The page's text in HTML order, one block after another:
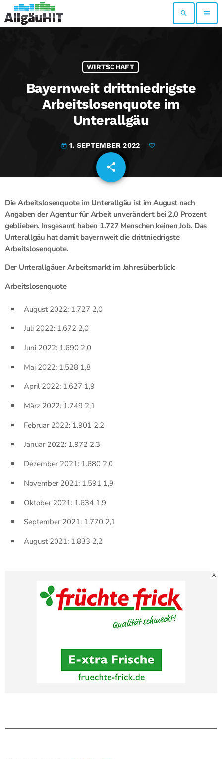
search menu
WIRTSCHAFT
Bayernweit drittniedrigste
Arbeitslosenquote im
Unterallgäu
today 1. SEPTEMBER 2022
share
email
Die Arbeitslosenquote im Unterallgäu ist im August nach
Angaben der Agentur für Arbeit unverändert bei 2,0 Prozent
geblieben. Insgesamt haben 1.727 Menschen keinen Job. Das
Unterallgäu hat damit bayernweit die drittniedrigste
Arbeitslosenquote.
Der Unterallgäuer Arbeitsmarkt im Jahresüberblick:
Arbeitslosenquote
August 2022: 1.727 2,0
Juli 2022: 1.672 2,0
Juni 2022: 1.690 2,0
Mai 2022: 1.528 1,8
April 2022: 1.627 1,9
März 2022: 1.749 2,1
Februar 2022: 1.901 2,2
Januar 2022: 1.972 2,3
Dezember 2021: 1.680 2,0
November 2021: 1.591 1,9
Oktober 2021: 1.634 1,9
September 2021: 1.770 2,1
August 2021: 1.833 2,2
X